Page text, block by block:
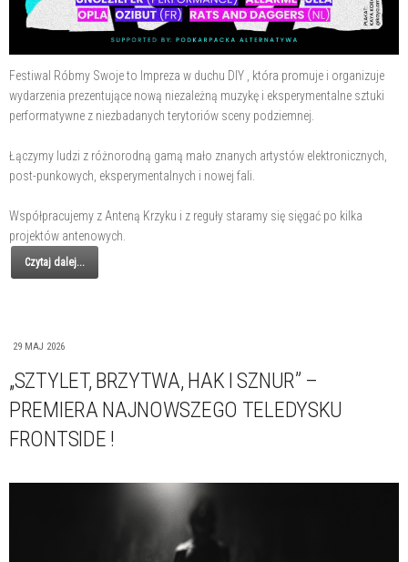
Festiwal Róbmy Swoje to Impreza w duchu DIY , która promuje i organizuje
wydarzenia prezentujące nową niezależną muzykę i eksperymentalne sztuki
performatywne z niezbadanych terytoriów sceny podziemnej.
Łączymy ludzi z różnorodną gamą mało znanych artystów elektronicznych,
post-punkowych, eksperymentalnych i nowej fali.
Współpracujemy z Anteną Krzyku i z reguły staramy się sięgać po kilka
projektów antenowych.
Czytaj dalej...
29 MAJ 2026
„SZTYLET, BRZYTWA, HAK I SZNUR” –
PREMIERA NAJNOWSZEGO TELEDYSKU
FRONTSIDE !